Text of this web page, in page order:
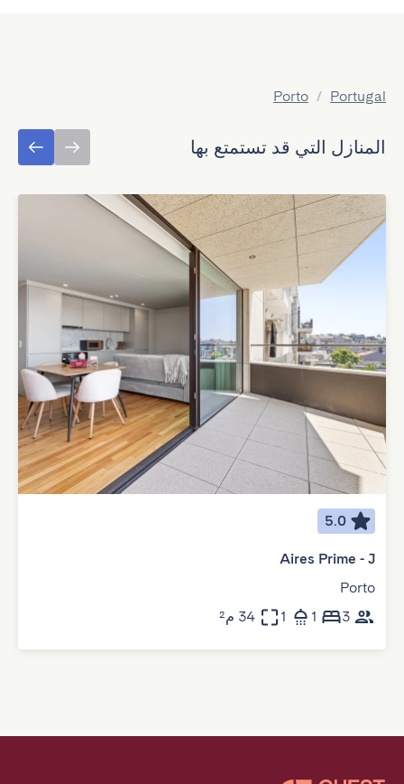
Portugal
/
Porto
المنازل التي قد تستمتع بها
5.0
Aires Prime - J
Porto
3
1
1 34 م²